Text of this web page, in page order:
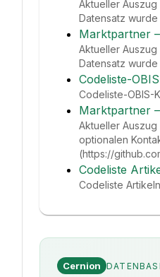
Aktueller
Datensatz
Marktpartner
Aktueller
Datensatz
Codeliste-
Codeliste-OBIS-
Marktpartner
Aktueller
optionalen
(https://
Codeliste
Codeliste
Cernion